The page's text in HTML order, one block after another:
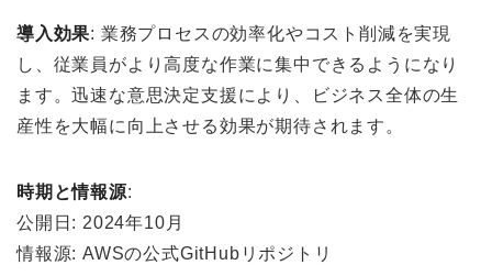
導入効果: 業務プロセスの効率化やコスト削減を実現
し、従業員がより高度な作業に集中できるようになり
ます。迅速な意思決定支援により、ビジネス全体の生
産性を大幅に向上させる効果が期待されます。
時期と情報源:
公開日: 2024年10月
情報源: AWSの公式GitHubリポジトリ